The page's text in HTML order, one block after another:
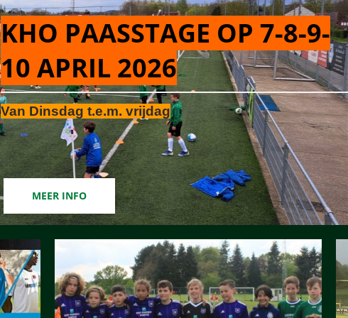
KHO PAASSTAGE OP 7-8-9-
10 APRIL 2026
Van Dinsdag t.e.m. vrijdag
MEER INFO